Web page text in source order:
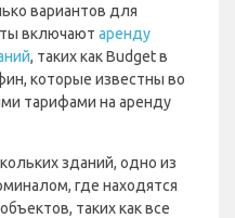
вариантов для
включают аренду
, таких как Budget в
которые известны во
тарифами на аренду
зданий, одно из
где находятся
таких как все